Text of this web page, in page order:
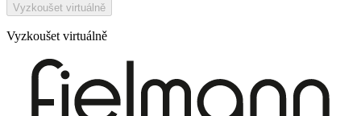
Vyzkoušet virtuálně
Vyzkoušet virtuálně